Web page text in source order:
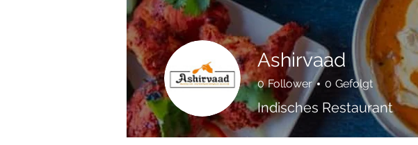
Ashirvaad
0 Follower 0 Gefolgt
Indisches Restaurant